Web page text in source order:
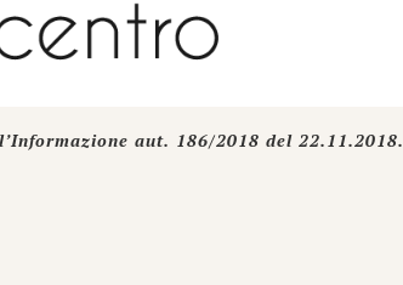
aut. 186/2018 del 22.11.2018.